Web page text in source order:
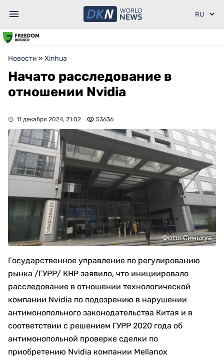
Новости » Xinhua
Начато расследование в
отношении Nvidia
11 декабря 2024, 21:02 53636
Фото: Синьхуа
Государственное управление по регулированию
рынка /ГУРР/ КНР заявило, что инициировало
расследование в отношении технологической
компании Nvidia по подозрению в нарушении
антимонопольного законодательства Китая и в
соответствии с решением ГУРР 2020 года об
антимонопольной проверке сделки по
приобретению Nvidia компании Mellanox